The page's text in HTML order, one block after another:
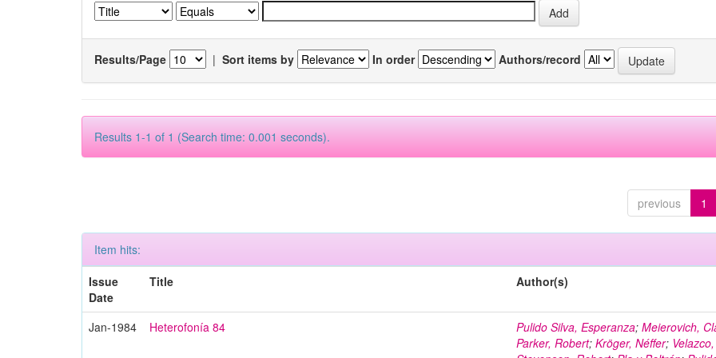
Results/Page | Sort items by In order Authors/record
Results 1-1 of 1 (Search time: 0.001 seconds).
previous 1
Item hits:
Issue
Date
Title Author(s)
Jan-1984 Heterofonía 84 Pulido Silva, Esperanza;Meierovich,
Parker, Robert;Kröger, Néffer;